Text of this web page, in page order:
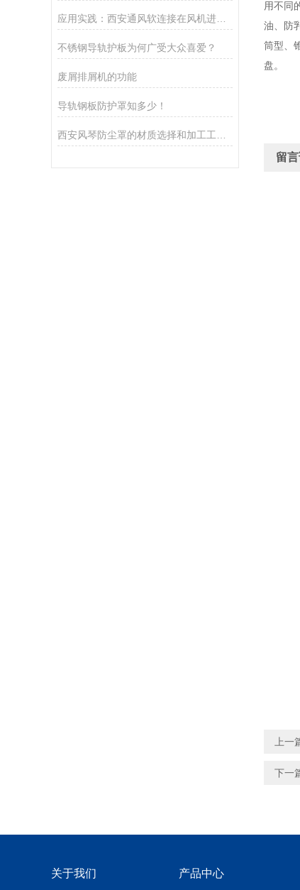
应用实践：西安通风软连接在风机进出口安装中的缓冲减震与密封要点
不锈钢导轨护板为何广受大众喜爱？
废屑排屑机的功能
导轨钢板防护罩知多少！
用不同
油、防
筒型、
盘。
留
上一
下一
关于我们 产品中心